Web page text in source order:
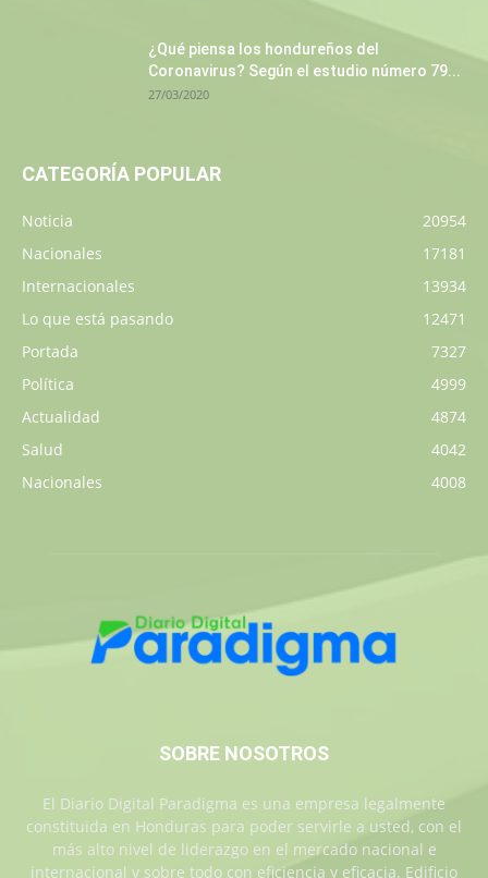
¿Qué piensa los hondureños del
Coronavirus? Según el estudio número 79...
27/03/2020
CATEGORÍA POPULAR
Noticia
20954
Nacionales
17181
Internacionales
13934
Lo que está pasando
12471
Portada
7327
Política
4999
Actualidad
4874
Salud
4042
Nacionales
4008
SOBRE NOSOTROS
El Diario Digital Paradigma es una empresa legalmente
constituida en Honduras para poder servirle a usted, con el
más alto nivel de liderazgo en el mercado nacional e
internacional y sobre todo con eficiencia y eficacia. Edificio